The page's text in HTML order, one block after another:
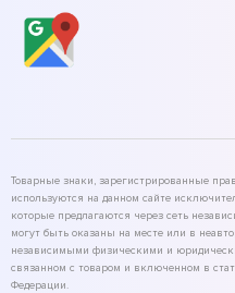
Товарные знаки, зарегистрированные
используются на данном сайте
которые предлагаются через сеть
могут быть оказаны на месте или в
независимыми физическими и
связанном с товаром и включенном в
Федерации.